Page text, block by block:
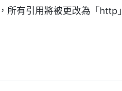
所有引用將被更改為「